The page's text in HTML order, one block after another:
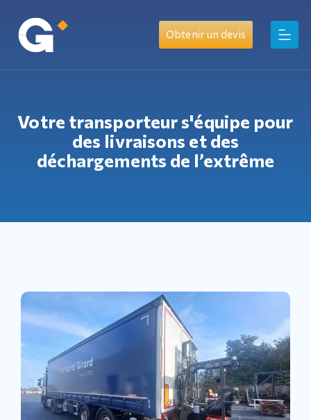
Obtenir un devis
Votre transporteur s'équipe pour
des livraisons et des
déchargements de l’extrême